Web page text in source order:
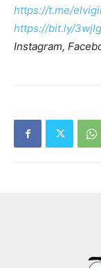
https://t.me/
https://bit.ly/
Instagram,